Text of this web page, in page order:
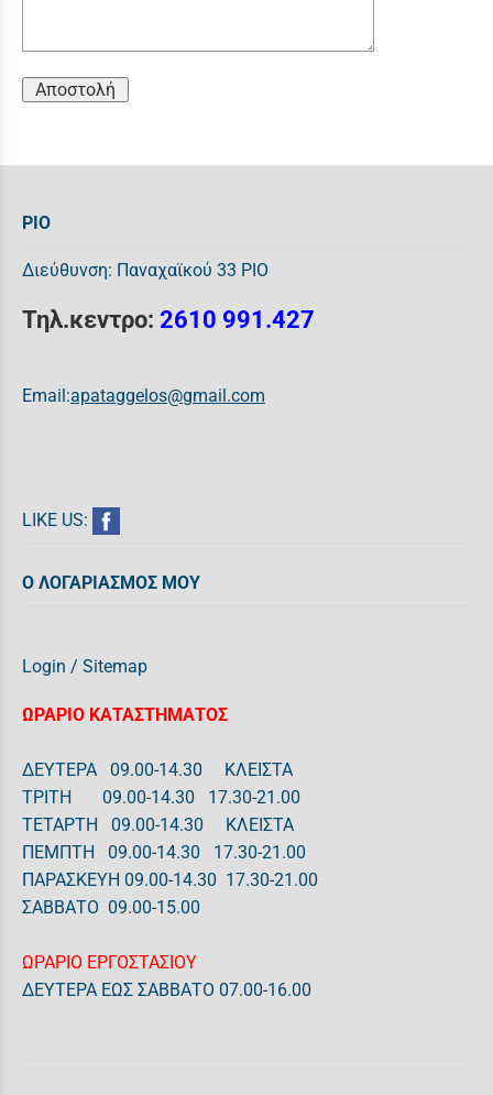
Αποστολή
ΡΙΟ
Διεύθυνση: Παναχαϊκού 33 ΡΙΟ
Τηλ.κεντρο: 2610 991.427
Email:apataggelos@gmail.com
LIKE US:
Ο ΛΟΓΑΡΙΑΣΜΟΣ ΜΟΥ
Login / Sitemap
ΩΡΑΡΙΟ ΚΑΤΑΣΤΗΜΑΤΟΣ
ΔΕΥΤΕΡΑ 09.00-14.30 ΚΛΕΙΣΤΑ
ΤΡΙΤΗ 09.00-14.30 17.30-21.00
ΤΕΤΑΡΤΗ 09.00-14.30 ΚΛΕΙΣΤΑ
ΠΕΜΠΤΗ 09.00-14.30 17.30-21.00
ΠΑΡΑΣΚΕΥΗ 09.00-14.30 17.30-21.00
ΣΑΒΒΑΤΟ 09.00-15.00
ΩΡΑΡΙΟ ΕΡΓΟΣΤΑΣΙΟΥ
ΔΕΥΤΕΡΑ ΕΩΣ ΣΑΒΒΑΤΟ 07.00-16.00